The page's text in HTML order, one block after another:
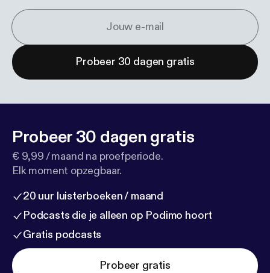
Probeer 30 dagen gratis
Probeer 30 dagen gratis
€ 9,99 / maand na proefperiode.
Elk moment opzegbaar.
20 uur luisterboeken / maand
Podcasts die je alleen op Podimo hoort
Gratis podcasts
Probeer gratis